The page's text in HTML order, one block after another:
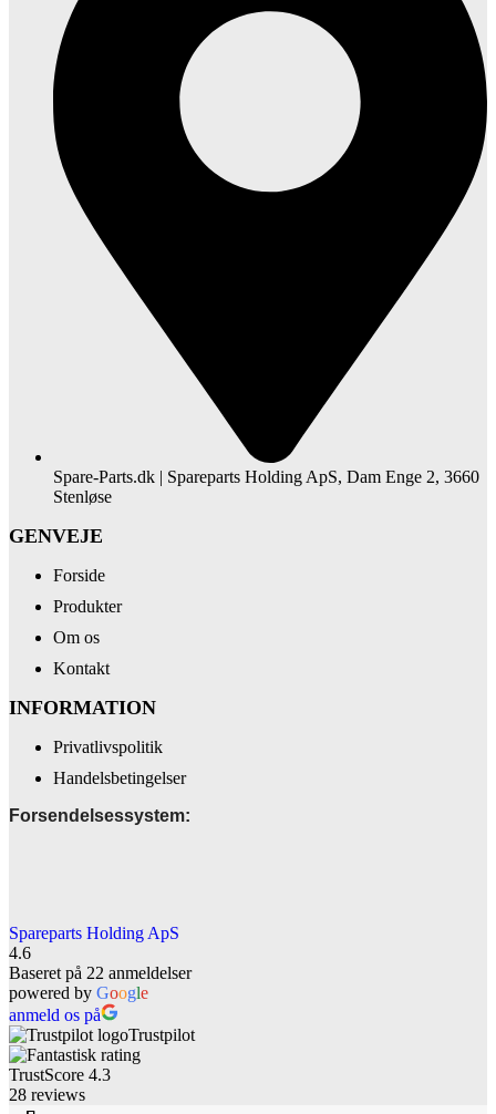
Spare-Parts.dk | Spareparts Holding ApS, Dam Enge 2, 3660
Stenløse
GENVEJE
Forside
Produkter
Om os
Kontakt
INFORMATION
Privatlivspolitik
Handelsbetingelser
Forsendelsessystem:
Spareparts Holding ApS
4.6
Baseret på 22 anmeldelser
powered by Google
anmeld os på
Trustpilot
TrustScore 4.3
28 reviews